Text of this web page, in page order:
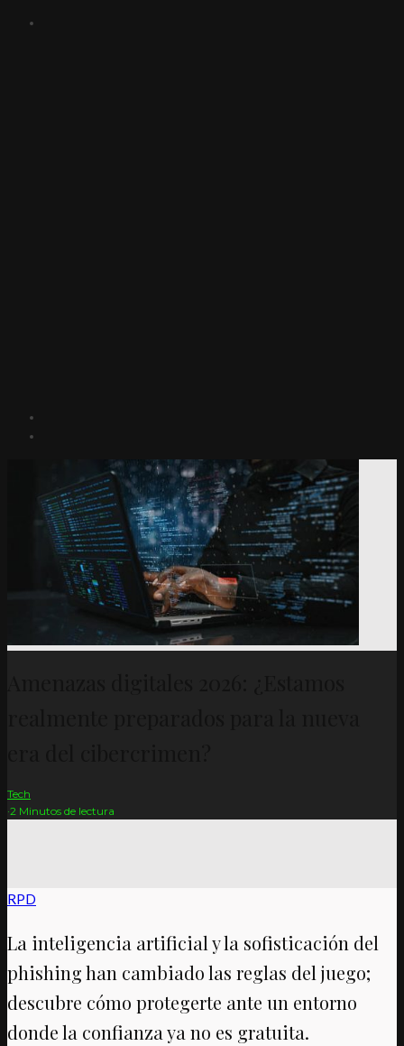
Tech
·2 Minutos de lectura
RPD
La inteligencia artificial y la sofisticación del
phishing han cambiado las reglas del juego;
descubre cómo protegerte ante un entorno
donde la confianza ya no es gratuita.